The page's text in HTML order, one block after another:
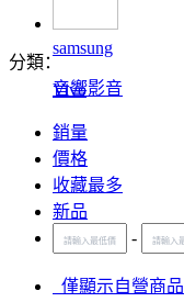
samsung
Vivo
分類：
音響影音
銷量
價格
收藏最多
新品
-
僅顯示自營商品